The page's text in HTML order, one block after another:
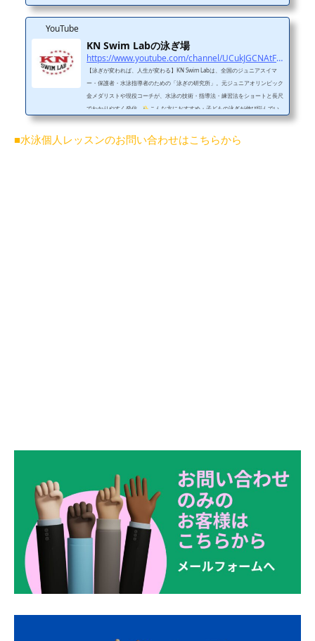
YouTube
KN Swim Labの泳ぎ場
https://www.youtube.com/channel/UCukJGCNAtFFnQumyiMVDHwQ
【泳ぎが変われば、人生が変わる】KN Swim Labは、全国のジュニアスイマ
ー・保護者・水泳指導者のための「泳ぎの研究所」。元ジュニアオリンピック
金メダリストや現役コーチが、水泳の技術・指導法・練習法をショートと長尺
でわかりやすく発信。
こんな方におすすめ・子どもの泳ぎが伸び悩んでい
る・フォームをきれいにしたい・コーチの指導に悩んでいる・水泳に関わるす
投稿ジャンル・フォーム改善（平泳ぎ・クロールなど）・レッス
ンのビフォーアフター・元メダリストのワンポイントアドバイス
■水泳個人レッスンのお問い合わせはこちらから